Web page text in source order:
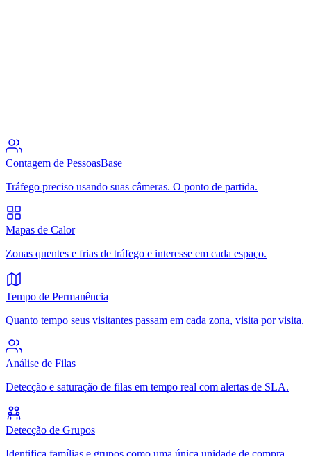
Contagem de PessoasBase
Tráfego preciso usando suas câmeras. O ponto de partida.
Mapas de Calor
Zonas quentes e frias de tráfego e interesse em cada espaço.
Tempo de Permanência
Quanto tempo seus visitantes passam em cada zona, visita por visita.
Análise de Filas
Detecção e saturação de filas em tempo real com alertas de SLA.
Detecção de Grupos
Identifica famílias e grupos como uma única unidade de compra.